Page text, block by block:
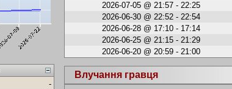
-
2026-07-05 @ 21:57 - 22:25
2026-06-30 @ 22:52 - 22:54
2026-06-28 @ 17:10 - 17:14
2026-06-25 @ 21:15 - 21:29
2026-06-20 @ 20:59 - 21:00
Влучання гравця